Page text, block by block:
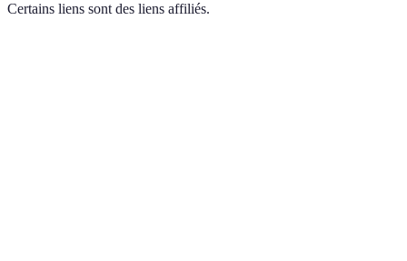
Certains liens sont des liens affiliés.